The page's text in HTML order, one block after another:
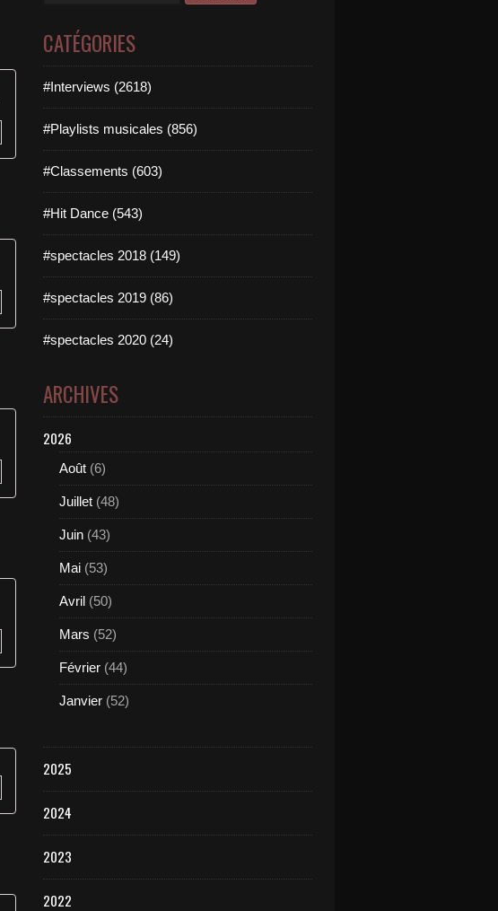
CATÉGORIES
#Interviews (2618)
#Playlists musicales (856)
#Classements (603)
#Hit Dance (543)
#spectacles 2018 (149)
#spectacles 2019 (86)
#spectacles 2020 (24)
ARCHIVES
2026
Août (6)
Juillet (48)
Juin (43)
Mai (53)
Avril (50)
Mars (52)
Février (44)
Janvier (52)
2025
2024
2023
2022